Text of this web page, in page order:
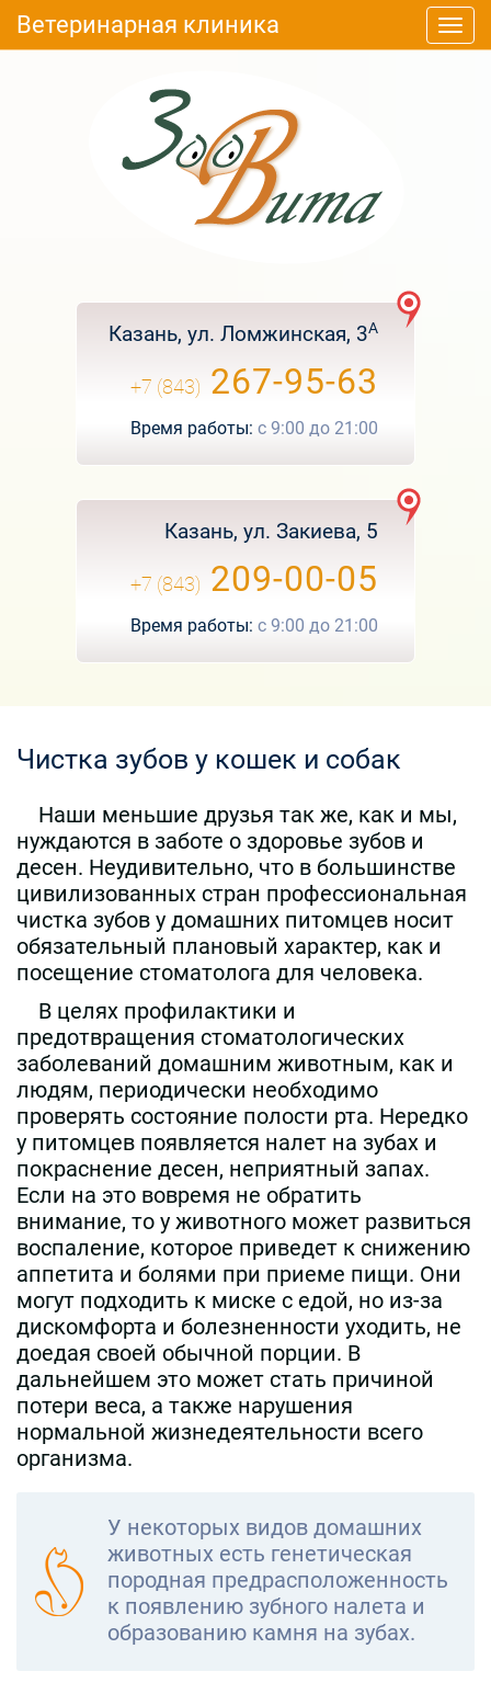
Ветеринарная клиника
Казань, ул. Ломжинская, 3А
+7 (843) 267-95-63
Время работы: с 9:00 до 21:00
Казань, ул. Закиева, 5
+7 (843) 209-00-05
Время работы: с 9:00 до 21:00
Чистка зубов у кошек и собак
Наши меньшие друзья так же, как и мы,
нуждаются в заботе о здоровье зубов и
десен. Неудивительно, что в большинстве
цивилизованных стран профессиональная
чистка зубов у домашних питомцев носит
обязательный плановый характер, как и
посещение стоматолога для человека.
В целях профилактики и
предотвращения стоматологических
заболеваний домашним животным, как и
людям, периодически необходимо
проверять состояние полости рта. Нередко
у питомцев появляется налет на зубах и
покраснение десен, неприятный запах.
Если на это вовремя не обратить
внимание, то у животного может развиться
воспаление, которое приведет к снижению
аппетита и болями при приеме пищи. Они
могут подходить к миске с едой, но из-за
дискомфорта и болезненности уходить, не
доедая своей обычной порции. В
дальнейшем это может стать причиной
потери веса, а также нарушения
нормальной жизнедеятельности всего
организма.
У некоторых видов домашних
животных есть генетическая
породная предрасположенность
к появлению зубного налета и
образованию камня на зубах.